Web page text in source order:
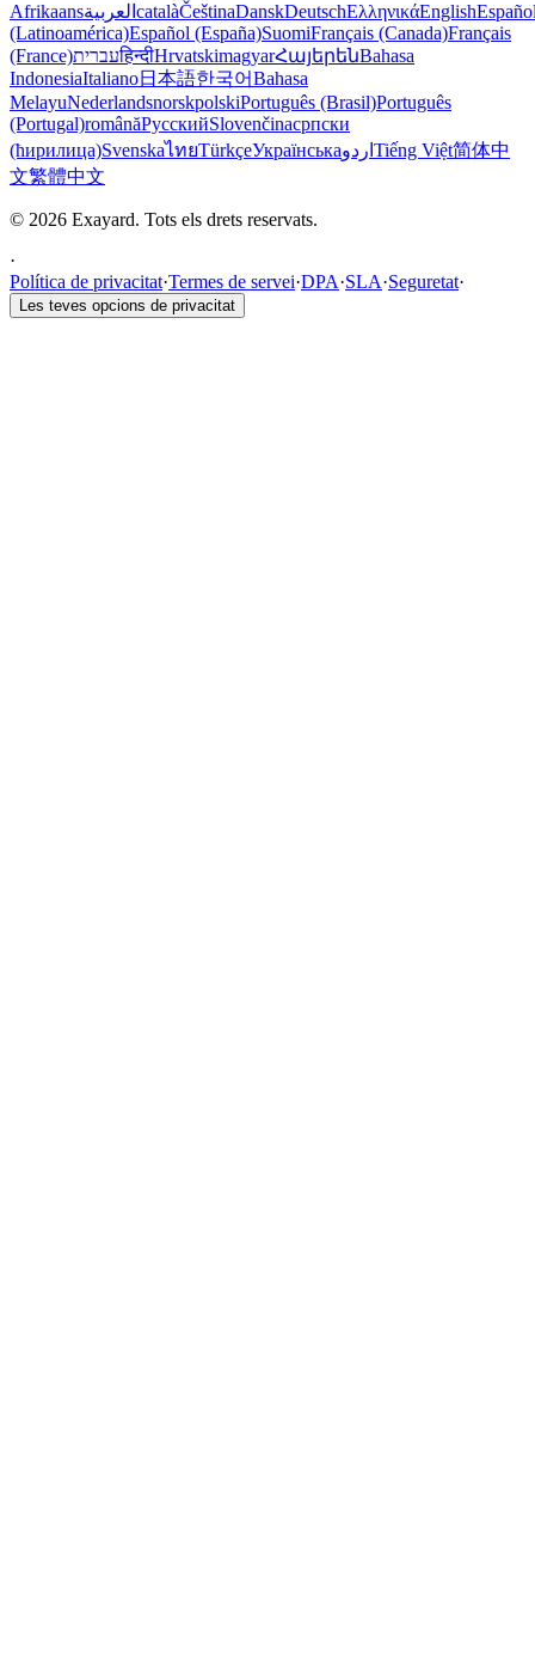
Afrikaansالعربية catalàČeštinaDanskDeutschΕλληνικάEnglish
(Latinoamérica)Español (España)SuomiFrançais (Canada)Français
(France)עבריתहिन्दीHrvatskimagyarՀայերենBahasa
IndonesiaItaliano日本語한국어Bahasa
MelayuNederlandsnorskpolskiPortuguês (Brasil)Português
(Portugal)românăРусскийSlovenčinaсрпски
(ћирилица)SvenskaไทยTürkçeУкраїнськаاردو Tiếng Việt简体中
文繁體中文
© 2026 Exayard. Tots els drets reservats.
·
Política de privacitat·Termes de servei·DPA·SLA·Seguretat·
Les teves opcions de privacitat